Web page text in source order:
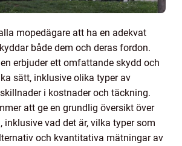
mopedägare att ha en adekvat
både dem och deras fordon.
erbjuder ett omfattande skydd och
sätt, inklusive olika typer av
i kostnader och täckning.
att ge en grundlig översikt över
inklusive vad det är, vilka typer som
och kvantitativa mätningar av